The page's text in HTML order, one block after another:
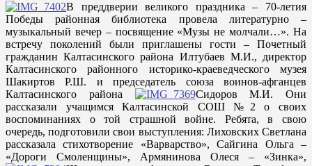
В преддверии великого праздника – 70-летия
Победы районная библиотека провела литературно –
музыкальный вечер – посвящение «Музы не молчали…». На
встречу поколений были приглашены гости – Почетный
гражданин Калтасинского района Илтубаев М.И., директор
Калтасинского районного историко-краеведческого музея
Шакиртов Р.Ш. и председатель союза воинов-афганцев
Калтасинского района
Сидоров М.И. Они
рассказали учащимся Калтасинской СОШ №2 о своих
воспоминаниях о той страшной войне. Ребята, в свою
очередь, подготовили свои выступления: Лиховских Светлана
рассказала стихотворение «Варварство», Сайгина Ольга –
«Дороги Смоленщины», Армянинова Олеся – «Зинка»,